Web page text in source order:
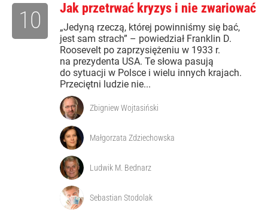
Jak przetrwać kryzys i nie zwariować
„Jedyną rzeczą, której powinniśmy się bać,
jest sam strach” – powiedział Franklin D.
Roosevelt po zaprzysiężeniu w 1933 r.
na prezydenta USA. Te słowa pasują
do sytuacji w Polsce i wielu innych krajach.
Przeciętni ludzie nie...
10
Zbigniew Wojtasiński
Małgorzata Zdziechowska
Ludwik M. Bednarz
Sebastian Stodolak